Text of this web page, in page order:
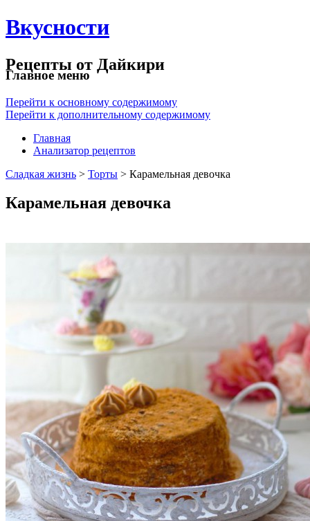
Вкусности
Рецепты от Дайкири
Главное меню
Перейти к основному содержимому
Перейти к дополнительному содержимому
Главная
Анализатор рецептов
Сладкая жизнь > Торты > Карамельная девочка
Карамельная девочка